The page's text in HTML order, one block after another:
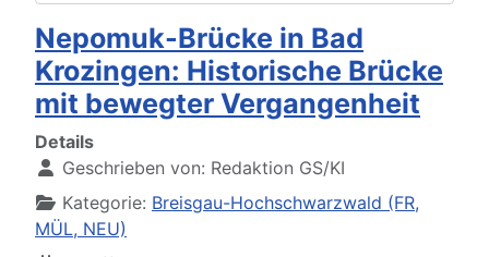
Nepomuk-Brücke in Bad
Krozingen: Historische Brücke
mit bewegter Vergangenheit
Details
Geschrieben von: Redaktion GS/KI
Kategorie: Breisgau-Hochschwarzwald (FR,
MÜL, NEU)